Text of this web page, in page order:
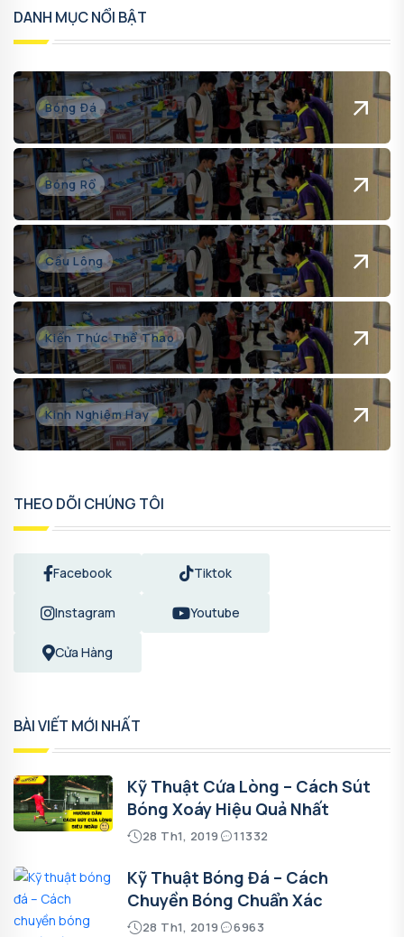
DANH MỤC NỔI BẬT
Bóng Đá
Bóng Rổ
Cầu Lông
Kiến Thức Thể Thao
Kinh Nghiệm Hay
THEO DÕI CHÚNG TÔI
Facebook Tiktok
Instagram Youtube
Cửa Hàng
BÀI VIẾT MỚI NHẤT
Kỹ Thuật Cứa Lòng – Cách Sút
Bóng Xoáy Hiệu Quả Nhất
28 Th1, 2019 11332
Kỹ Thuật Bóng Đá – Cách
Chuyền Bóng Chuẩn Xác
28 Th1, 2019 6963